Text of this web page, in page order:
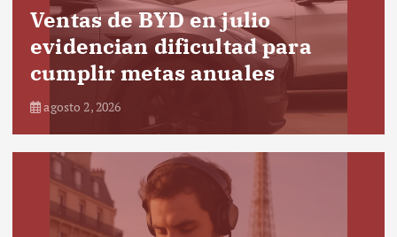
Ventas de BYD en julio
evidencian dificultad para
cumplir metas anuales
agosto 2, 2026